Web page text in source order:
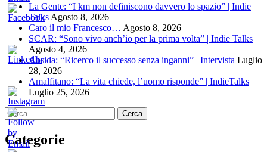
La Gente: “I km non definiscono davvero lo spazio” | Indie
Talks Agosto 8, 2026
Caro il mio Francesco… Agosto 8, 2026
SCAR: “Sono vivo anch’io per la prima volta” | Indie Talks
Agosto 4, 2026
Absida: “Ricerco il successo senza inganni” | Intervista Luglio
28, 2026
Amalfitano: “La vita chiede, l’uomo risponde” | IndieTalks
Luglio 25, 2026
Ricerca
per:
Categorie